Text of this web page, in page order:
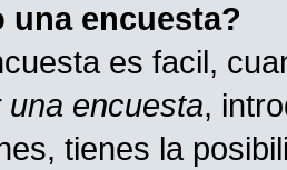
una encuesta?
es facil,
una encuesta,
tienes la